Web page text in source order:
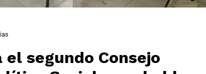
segundo Consejo